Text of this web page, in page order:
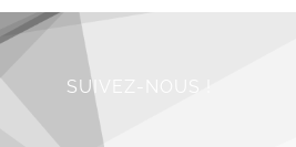
SUIVEZ-NOUS !